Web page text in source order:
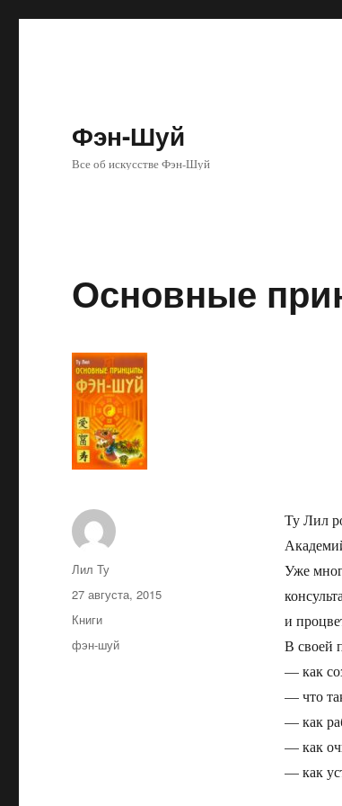
Фэн-Шуй
Все об искусстве Фэн-Шуй
Основные
Ту Лил
Уже
и
В своей
— как
— что
— как
— как
— как
Автор
Лил Ту
Опубликовано
27 августа, 2015
Рубрики
Книги
Метки
фэн-шуй